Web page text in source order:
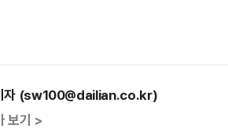
자 (sw100@dailian.co.kr)
보기 >